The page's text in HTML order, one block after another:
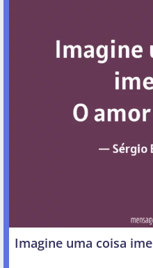
Imagine uma coisa